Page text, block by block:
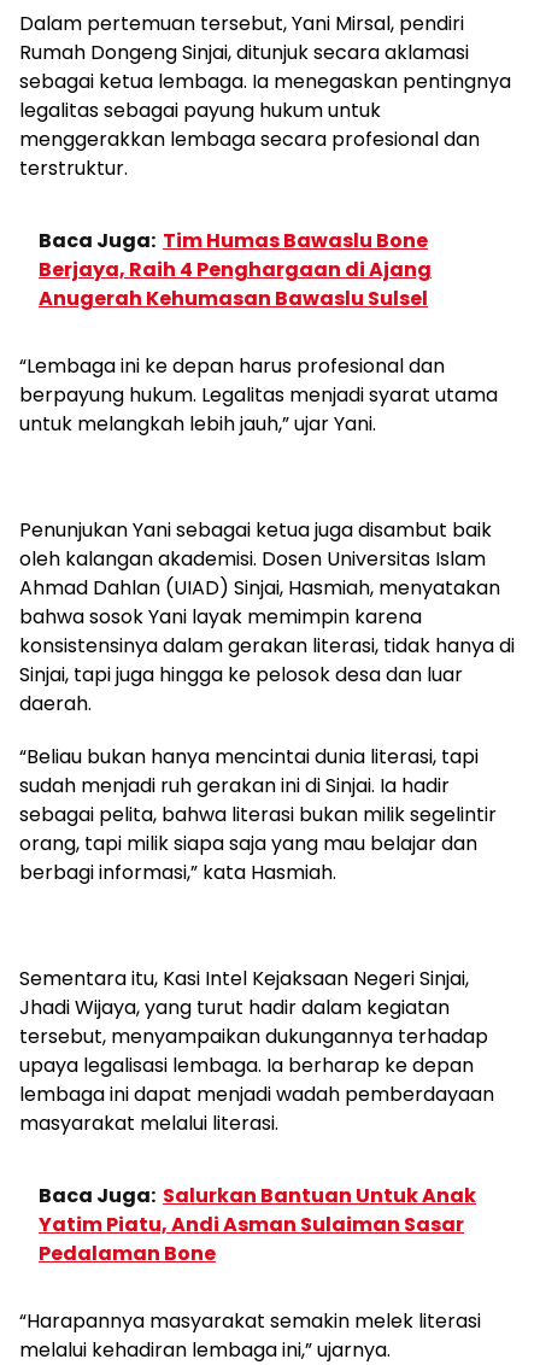
Dalam pertemuan tersebut, Yani Mirsal, pendiri
Rumah Dongeng Sinjai, ditunjuk secara aklamasi
sebagai ketua lembaga. Ia menegaskan pentingnya
legalitas sebagai payung hukum untuk
menggerakkan lembaga secara profesional dan
terstruktur.
Baca Juga: Tim Humas Bawaslu Bone
Berjaya, Raih 4 Penghargaan di Ajang
Anugerah Kehumasan Bawaslu Sulsel
“Lembaga ini ke depan harus profesional dan
berpayung hukum. Legalitas menjadi syarat utama
untuk melangkah lebih jauh,” ujar Yani.
Penunjukan Yani sebagai ketua juga disambut baik
oleh kalangan akademisi. Dosen Universitas Islam
Ahmad Dahlan (UIAD) Sinjai, Hasmiah, menyatakan
bahwa sosok Yani layak memimpin karena
konsistensinya dalam gerakan literasi, tidak hanya di
Sinjai, tapi juga hingga ke pelosok desa dan luar
daerah.
“Beliau bukan hanya mencintai dunia literasi, tapi
sudah menjadi ruh gerakan ini di Sinjai. Ia hadir
sebagai pelita, bahwa literasi bukan milik segelintir
orang, tapi milik siapa saja yang mau belajar dan
berbagi informasi,” kata Hasmiah.
Sementara itu, Kasi Intel Kejaksaan Negeri Sinjai,
Jhadi Wijaya, yang turut hadir dalam kegiatan
tersebut, menyampaikan dukungannya terhadap
upaya legalisasi lembaga. Ia berharap ke depan
lembaga ini dapat menjadi wadah pemberdayaan
masyarakat melalui literasi.
Baca Juga: Salurkan Bantuan Untuk Anak
Yatim Piatu, Andi Asman Sulaiman Sasar
Pedalaman Bone
“Harapannya masyarakat semakin melek literasi
melalui kehadiran lembaga ini,” ujarnya.